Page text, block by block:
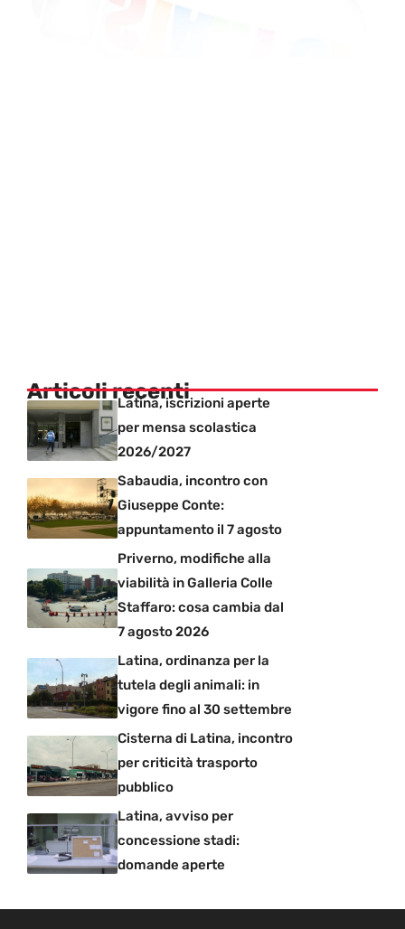
Articoli recentiLatina, iscrizioni aperte
per mensa scolastica
2026/2027
Sabaudia, incontro con
Giuseppe Conte:
appuntamento il 7 agosto
Priverno, modifiche alla
viabilità in Galleria Colle
Staffaro: cosa cambia dal
7 agosto 2026
Latina, ordinanza per la
tutela degli animali: in
vigore fino al 30 settembre
Cisterna di Latina, incontro
per criticità trasporto
pubblico
Latina, avviso per
concessione stadi:
domande aperte